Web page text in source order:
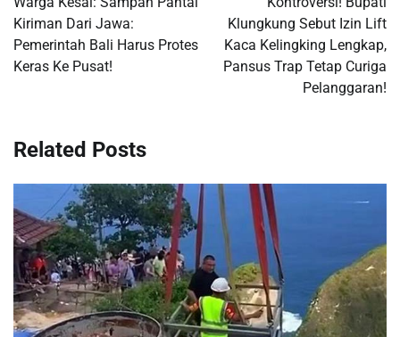
Kiriman Dari Jawa:
Pemerintah Bali Harus Protes
Keras Ke Pusat!
Klungkung Sebut Izin Lift
Kaca Kelingking Lengkap,
Pansus Trap Tetap Curiga
Pelanggaran!
Related Posts